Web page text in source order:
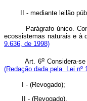
II - mediante leilão
Parágrafo único.
ecossistemas naturais e
9.636, de 1998)
Art. 6oConsidera-
(Redação dada pela Lei nº
I -
II -